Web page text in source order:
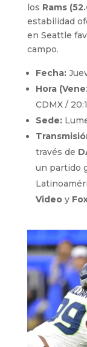
los Rams
estabilidad
en Seattle
campo.
Fecha:
Hora
CDMX /
Sede:
través de
un partido
Videoy